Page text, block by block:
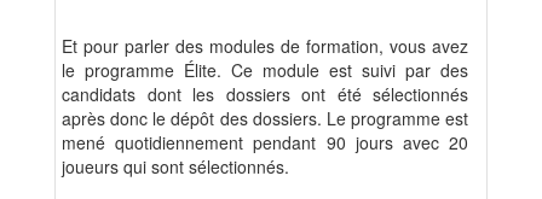
Et pour parler des modules de formation, vous avez
le programme Élite. Ce module est suivi par des
candidats dont les dossiers ont été sélectionnés
après donc le dépôt des dossiers. Le programme est
mené quotidiennement pendant 90 jours avec 20
joueurs qui sont sélectionnés.